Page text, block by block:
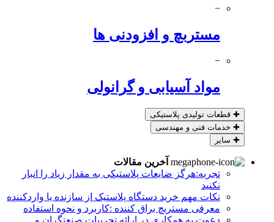
−
مستربچ و افزودنی ها
−
مواد آسیابی و گرانولی
✚ قطعات تولیدی پلاستیکی
✚ خدمات فنی و مهندسی
✚ سایر
آخرین مقالات
تجربه:هرگز ضایعات پلاستیکی به مقدار زیاد را انبار
نکنید
نکات مهم خرید دستگاه پلاستیک از سازنده یا واردکننده
معرفی مستربچ براق کننده :کاربرد و نحوه استفاده
دعوت به همکاری در ارائه تجربیات صنعتگران و